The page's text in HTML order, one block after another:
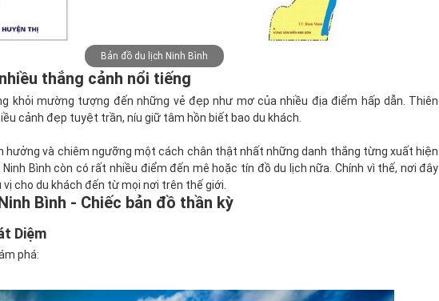
Bản đồ du lịch Ninh Bình
thắng cảnh nổi tiếng
khỏi mường tượng đến những vẻ đẹp như mơ của nhiều địa điểm hấp dẫn. Thiên
cảnh đẹp tuyệt trần, níu giữ tâm hồn biết bao du khách.
hưởng và chiêm ngưỡng một cách chân thật nhất những danh thắng từng xuất hiện
Bình còn có rất nhiều điểm đến mê hoặc tín đồ du lịch nữa. Chính vì thế, nơi đây
cho du khách đến từ mọi nơi trên thế giới.
Bình - Chiếc bản đồ thần kỳ
Diệm
phá: